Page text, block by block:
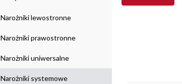
Narożniki lewostronne
Narożniki prawostronne
Narożniki uniwersalne
Narożniki systemowe